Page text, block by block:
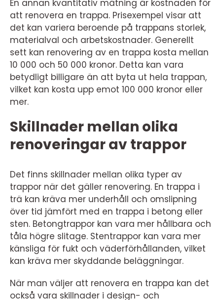
En annan kvantitativ mätning är kostnaden för
att renovera en trappa. Prisexempel visar att
det kan variera beroende på trappans storlek,
materialval och arbetskostnader. Generellt
sett kan renovering av en trappa kosta mellan
10 000 och 50 000 kronor. Detta kan vara
betydligt billigare än att byta ut hela trappan,
vilket kan kosta upp emot 100 000 kronor eller
mer.
Skillnader mellan olika
renoveringar av trappor
Det finns skillnader mellan olika typer av
trappor när det gäller renovering. En trappa i
trä kan kräva mer underhåll och omslipning
över tid jämfört med en trappa i betong eller
sten. Betongtrappor kan vara mer hållbara och
tåla högre slitage. Stentrappor kan vara mer
känsliga för fukt och väderförhållanden, vilket
kan kräva mer skyddande beläggningar.
När man väljer att renovera en trappa kan det
också vara skillnader i design- och